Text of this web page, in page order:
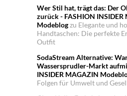
Wer Stil hat, trägt das: Der
zurück - FASHION INSIDER
Modeblogzu Elegante und
Handtaschen: Die perfekte
Outfit
SodaStream Alternative:
Wassersprudler-Markt
INSIDER MAGAZIN
Folgen für Umwelt und